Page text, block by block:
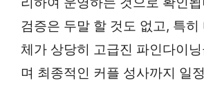
검증은 두말 할 것도 없고, 특
체가 상당히 고급진 파인다이
며 최종적인 커플 성사까지 일